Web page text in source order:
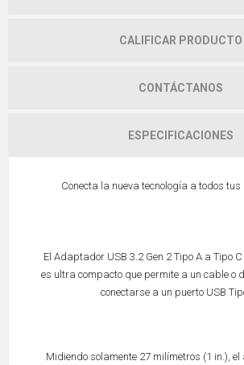
CALIFICAR PRODUCTO
CONTÁCTANOS
ESPECIFICACIONES
Conecta la nueva tecnología a todos
El Adaptador USB 3.2 Gen 2 Tipo A a Tipo C
es ultra compacto que permite a un cable o
conectarse a un puerto USB
Midiendo solamente 27 milímetros (1 in.),